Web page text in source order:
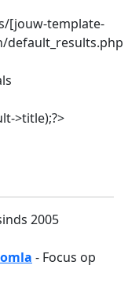
[jouw-template-
default_results.php
>title);?>
2005
- Focus op